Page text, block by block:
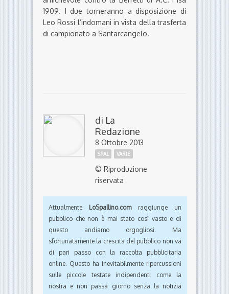
1909. I due torneranno a disposizione di
Leo Rossi l’indomani in vista della trasferta
di campionato a Santarcangelo.
di La
Redazione
8 Ottobre 2013
SPAL VARIE
© Riproduzione
riservata
Attualmente LoSpallino.comraggiunge un
pubblico che non è mai stato così vasto e di
questo andiamo orgogliosi. Ma
sfortunatamente la crescita del pubblico non va
di pari passo con la raccolta pubblicitaria
online. Questo ha inevitabilmente ripercussioni
sulle piccole testate indipendenti come la
nostra e non passa giorno senza la notizia